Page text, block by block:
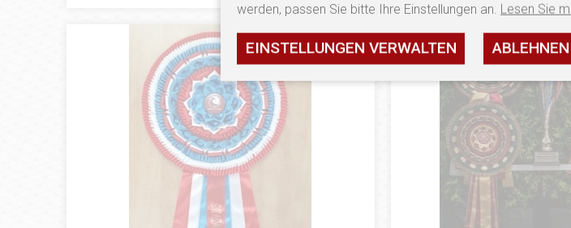
werden, passen Sie bitte Ihre Einstellungen an. Lesen Sie
EINSTELLUNGEN VERWALTEN ABLEHNEN